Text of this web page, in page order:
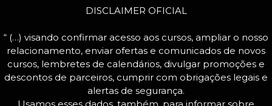
DISCLAIMER OFICIAL
“ (…) visando confirmar acesso aos cursos, ampliar o nosso
relacionamento, enviar ofertas e comunicados de novos
cursos, lembretes de calendários, divulgar promoções e
descontos de parceiros, cumprir com obrigações legais e
alertas de segurança.